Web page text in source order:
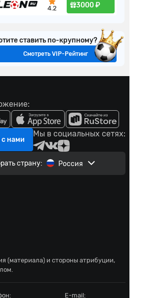
4.2 3000 ₽
ставить по-крупному?
Смотреть VIP-Рейтинг
с нами
Мы в социальных сетях:
страну: Россия
(материала) и стороны атрибуции,
E-mail: